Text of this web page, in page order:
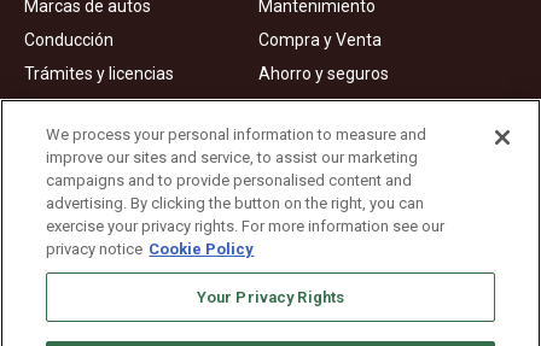
Marcas de autos
Mantenimiento
Conducción
Compra y Venta
Trámites y licencias
Ahorro y seguros
Noticias
Videos de autos
Ad Choices
About Us
Editorial Guidelines
We process your personal information to measure and
improve our sites and service, to assist our marketing
campaigns and to provide personalised content and
advertising. By clicking the button on the right, you can
exercise your privacy rights. For more information see our
privacy notice Cookie Policy
Your Privacy Rights